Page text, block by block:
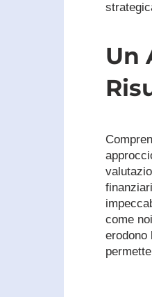
Un
come
erodono